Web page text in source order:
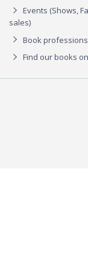
Events (Shows,
sales)
Book
Find our books